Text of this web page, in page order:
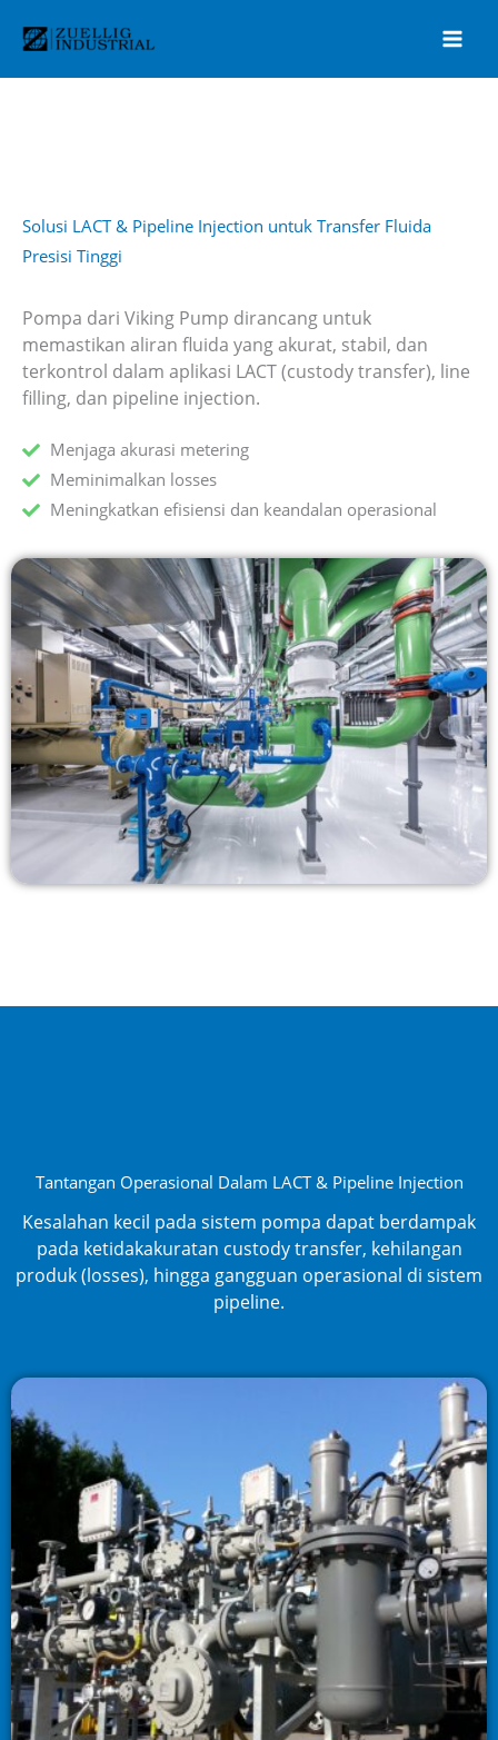
konten
Solusi LACT & Pipeline Injection untuk Transfer Fluida
Presisi Tinggi
Pompa dari Viking Pump dirancang untuk
memastikan aliran fluida yang akurat, stabil, dan
terkontrol dalam aplikasi LACT (custody transfer), line
filling, dan pipeline injection.
Menjaga akurasi metering
Meminimalkan losses
Meningkatkan efisiensi dan keandalan operasional
Tantangan Operasional Dalam LACT & Pipeline Injection
Kesalahan kecil pada sistem pompa dapat berdampak
pada ketidakakuratan custody transfer, kehilangan
produk (losses), hingga gangguan operasional di sistem
pipeline.